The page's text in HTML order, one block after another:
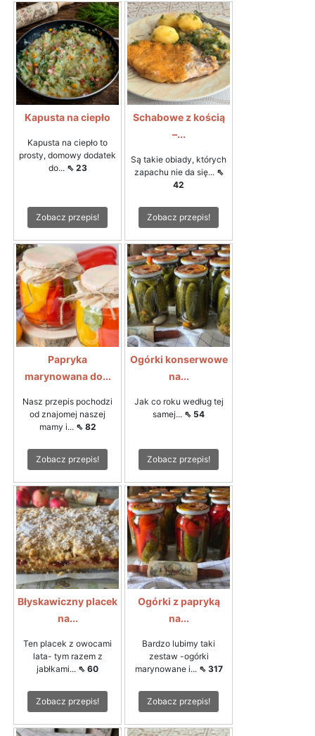
Kapusta na ciepło
Kapusta na ciepło to
prosty, domowy dodatek
do... ⇖ 23
Zobacz przepis!
Schabowe z kością
–...
Są takie obiady, których
zapachu nie da się... ⇖
42
Zobacz przepis!
Papryka
marynowana do...
Nasz przepis pochodzi
od znajomej naszej
mamy i... ⇖ 82
Zobacz przepis!
Ogórki konserwowe
na...
Jak co roku według tej
samej... ⇖ 54
Zobacz przepis!
Błyskawiczny placek
na...
Ten placek z owocami
lata- tym razem z
jabłkami... ⇖ 60
Zobacz przepis!
Ogórki z papryką
na...
Bardzo lubimy taki
zestaw -ogórki
marynowane i... ⇖ 317
Zobacz przepis!